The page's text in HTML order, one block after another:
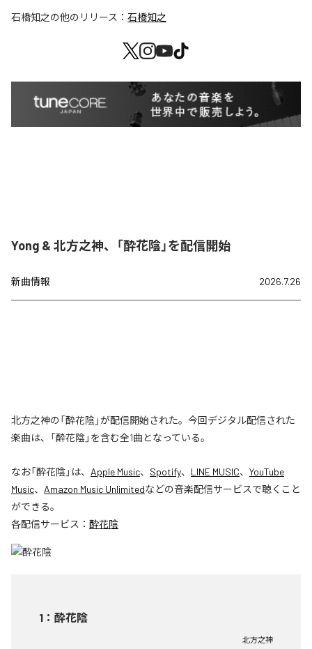
石橋知之の他のリリース： 石橋知之
Yong & 北方之神、「酔花陰」を配信開始
新曲情報 2026.7.26
北方之神の「酔花陰」が配信開始された。今回デジタル配信された
楽曲は、「酔花陰」を含む全1曲となっている。
なお「酔花陰」は、 Apple Music、 Spotify、 LINE MUSIC、 YouTube
Music、 Amazon Music Unlimitedなどの音楽配信サービスで聴くこと
ができる。
各配信サービス： 酔花陰
1 ： 酔花陰
北方之神